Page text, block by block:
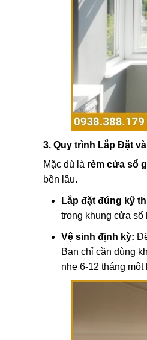
3. Quy trình Lắp Đặt
Mặc dù là rèm cửa sổ
bền lâu.
Lắp đặt đúng kỹ
trong khung cửa sổ
Vệ sinh định kỳ:
Bạn chỉ cần dùng
nhẹ 6-12 tháng một